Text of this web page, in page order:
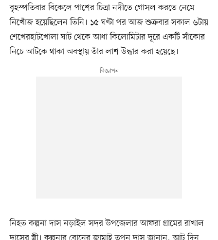
বৃহস্পতিবার বিকেলে পাশের চিত্রা নদীতে গোসল করতে নেমে
নিখোঁজ হয়েছিলেন তিনি। ১৫ ঘণ্টা পর আজ শুক্রবার সকাল ৬টায়
শেখেরহাটখোলা ঘাট থেকে আধা কিলোমিটার দূরে একটি সাঁকোর
নিচে আটকে থাকা অবস্থায় তাঁর লাশ উদ্ধার করা হয়েছে।
নিহত কল্পনা দাস নড়াইল সদর উপজেলার আফরা গ্রামের রাখাল